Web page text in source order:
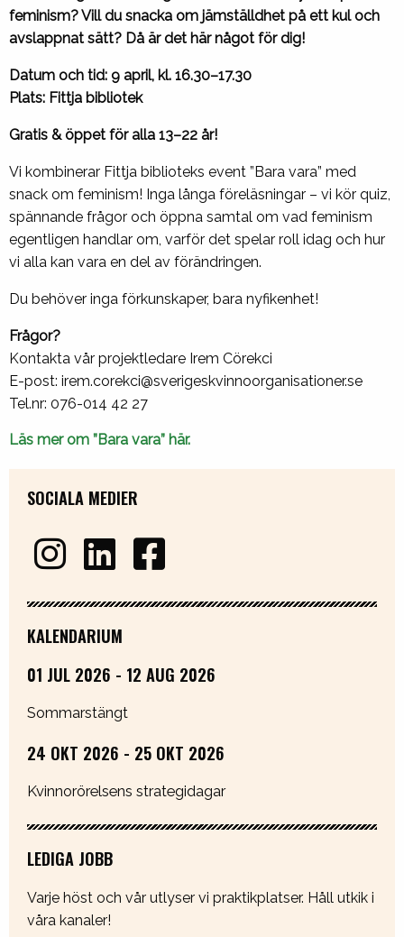
feminism? Vill du snacka om jämställdhet på ett kul och
avslappnat sätt? Då är det här något för dig!
Datum och tid: 9 april, kl. 16.30–17.30
Plats: Fittja bibliotek
Gratis & öppet för alla 13–22 år!
Vi kombinerar Fittja biblioteks event ”Bara vara” med
snack om feminism! Inga långa föreläsningar – vi kör quiz,
spännande frågor och öppna samtal om vad feminism
egentligen handlar om, varför det spelar roll idag och hur
vi alla kan vara en del av förändringen.
Du behöver inga förkunskaper, bara nyfikenhet!
Frågor?
Kontakta vår projektledare Irem Cörekci
E-post: irem.corekci@sverigeskvinnoorganisationer.se
Tel.nr: 076-014 42 27
Läs mer om ”Bara vara” här.
SOCIALA MEDIER
KALENDARIUM
01 JUL 2026 - 12 AUG 2026
Sommarstängt
24 OKT 2026 - 25 OKT 2026
Kvinnorörelsens strategidagar
LEDIGA JOBB
Varje höst och vår utlyser vi praktikplatser. Håll utkik i
våra kanaler!